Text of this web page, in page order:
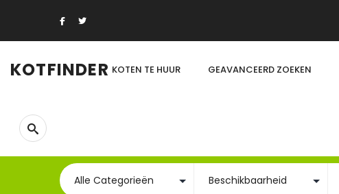
KOTFINDER KOTEN TE HUUR GEAVANCEERD ZOEKEN